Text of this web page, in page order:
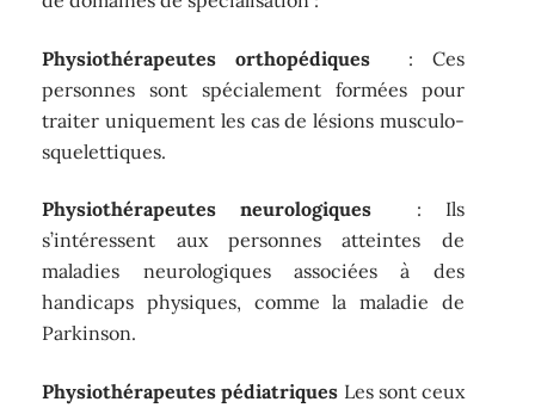
Physiothérapeutes orthopédiques : Ces
personnes sont spécialement formées pour
traiter uniquement les cas de lésions musculo-
squelettiques.
Physiothérapeutes neurologiques: Ils
s’intéressent aux personnes atteintes de
maladies neurologiques associées à des
handicaps physiques, comme la maladie de
Parkinson.
Physiothérapeutes pédiatriques Les sont ceux